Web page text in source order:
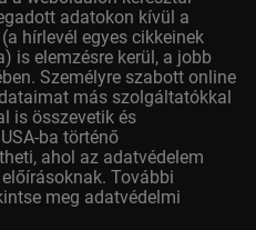
adatokon kívül a
hírlevél egyes cikkeinek
is elemzésre kerül, a jobb
Személyre szabott online
más szolgáltatókkal
is összevetik és
ba történő
ahol az adatvédelem
További
meg adatvédelmi